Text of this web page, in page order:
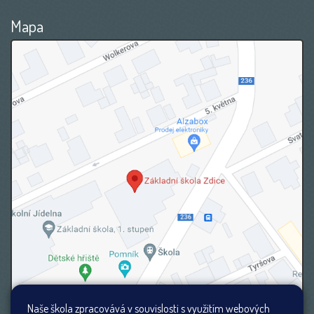
Mapa
Naše škola zpracovává v souvislosti s využitím webových